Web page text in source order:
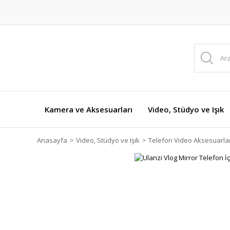
Kamera ve Aksesuarları Video, Stüdyo ve Işık
Anasayfa Video, Stüdyo ve Işık Telefon Video